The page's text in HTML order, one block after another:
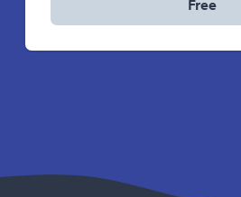
Free